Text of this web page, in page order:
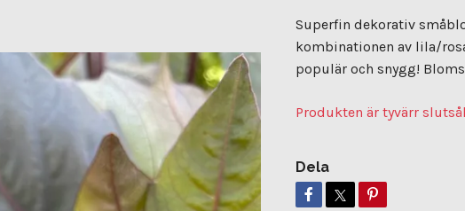
Superfin dekorativ
kombinationen av lila/
populär och snygg!
Produkten är tyvärr
Dela